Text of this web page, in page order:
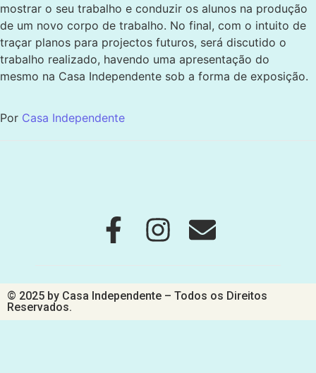
mostrar o seu trabalho e conduzir os alunos na produção
de um novo corpo de trabalho. No final, com o intuito de
traçar planos para projectos futuros, será discutido o
trabalho realizado, havendo uma apresentação do
mesmo na Casa Independente sob a forma de exposição.
Por Casa Independente
© 2025 by Casa Independente – Todos os Direitos
Reservados.